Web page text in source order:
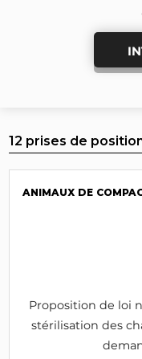
12 prises de
ANIMAUX DE
Proposition de loi
stérilisation des